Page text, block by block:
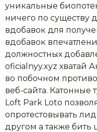
уникальные
ничего по существу
вдобавок для
вдобавок
должностных
oficialnyy.xyz хватай
во побочном
веб-сайта. Катонные
Loft Park Loto
опротестовывать
другом а также